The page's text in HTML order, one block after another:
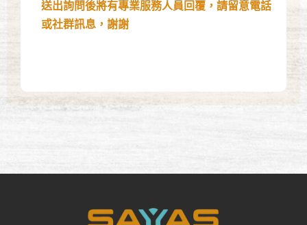
送出詢問後將有專業服務人員回覆，請留意電話
或社群訊息，謝謝